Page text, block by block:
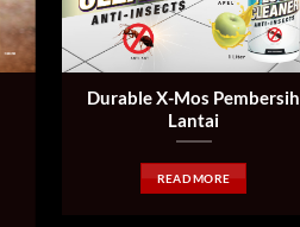
Durable X-Mos Pembersih
Lantai
READ MORE